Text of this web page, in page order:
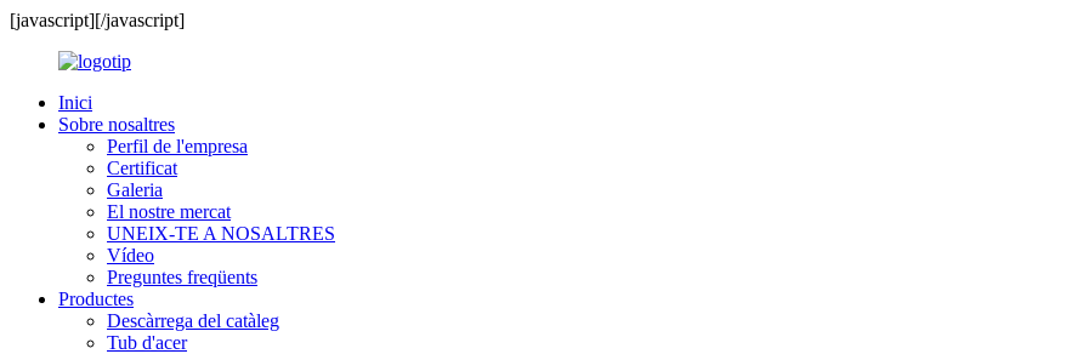
[javascript][/javascript]
Inici
Sobre nosaltres
Perfil de l'empresa
Certificat
Galeria
El nostre mercat
UNEIX-TE A NOSALTRES
Vídeo
Preguntes freqüents
Productes
Descàrrega del catàleg
Tub d'acer